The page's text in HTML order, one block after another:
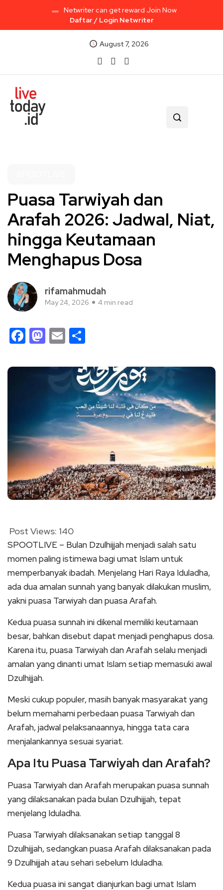
Netwriter can get reward Join Now
Daftar / Login Netwriter
August 7, 2026
Puasa Tarwiyah dan
Arafah 2026: Jadwal, Niat,
hingga Keutamaan
Menghapus Dosa
rifamahmudah
May 24, 2026 4 min read
Facebook
Mastodon
Email
Post Views: 140
SPOOTLIVE – Bulan Dzulhijjah menjadi salah satu
momen paling istimewa bagi umat Islam untuk
memperbanyak ibadah. Menjelang Hari Raya Iduladha,
ada dua amalan sunnah yang banyak dilakukan muslim,
yakni puasa Tarwiyah dan puasa Arafah.
Kedua puasa sunnah ini dikenal memiliki keutamaan
besar, bahkan disebut dapat menjadi penghapus dosa.
Karena itu, puasa Tarwiyah dan Arafah selalu menjadi
amalan yang dinanti umat Islam setiap memasuki awal
Dzulhijjah.
Meski cukup populer, masih banyak masyarakat yang
belum memahami perbedaan puasa Tarwiyah dan
Arafah, jadwal pelaksanaannya, hingga tata cara
menjalankannya sesuai syariat.
Apa Itu Puasa Tarwiyah dan Arafah?
Puasa Tarwiyah dan Arafah merupakan puasa sunnah
yang dilaksanakan pada bulan Dzulhijjah, tepat
menjelang Iduladha.
Puasa Tarwiyah dilaksanakan setiap tanggal 8
Dzulhijjah, sedangkan puasa Arafah dilaksanakan pada
9 Dzulhijjah atau sehari sebelum Iduladha.
Kedua puasa ini sangat dianjurkan bagi umat Islam